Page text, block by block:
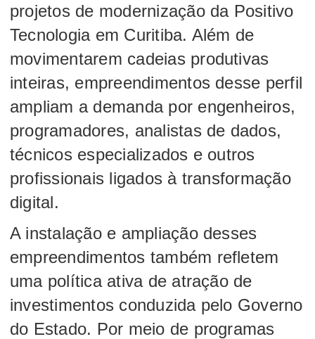
projetos de modernização da Positivo
Tecnologia em Curitiba. Além de
movimentarem cadeias produtivas
inteiras, empreendimentos desse perfil
ampliam a demanda por engenheiros,
programadores, analistas de dados,
técnicos especializados e outros
profissionais ligados à transformação
digital.
A instalação e ampliação desses
empreendimentos também refletem
uma política ativa de atração de
investimentos conduzida pelo Governo
do Estado. Por meio de programas